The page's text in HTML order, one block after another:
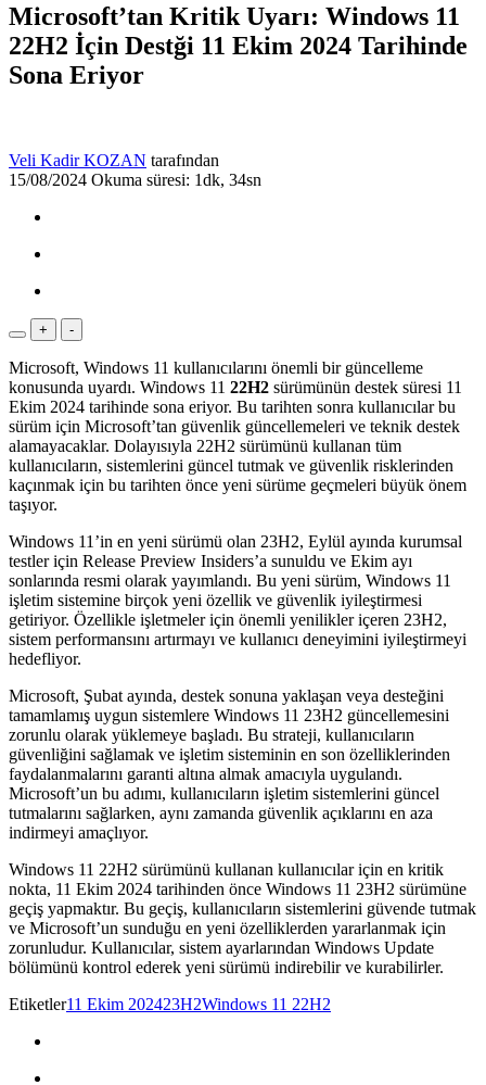
Microsoft’tan Kritik Uyarı: Windows 11
22H2 İçin Destği 11 Ekim 2024 Tarihinde
Sona Eriyor
Veli Kadir KOZAN tarafından
15/08/2024 Okuma süresi: 1dk, 34sn
+ -
Microsoft, Windows 11 kullanıcılarını önemli bir güncelleme
konusunda uyardı. Windows 11 22H2 sürümünün destek süresi 11
Ekim 2024 tarihinde sona eriyor. Bu tarihten sonra kullanıcılar bu
sürüm için Microsoft’tan güvenlik güncellemeleri ve teknik destek
alamayacaklar. Dolayısıyla 22H2 sürümünü kullanan tüm
kullanıcıların, sistemlerini güncel tutmak ve güvenlik risklerinden
kaçınmak için bu tarihten önce yeni sürüme geçmeleri büyük önem
taşıyor.
Windows 11’in en yeni sürümü olan 23H2, Eylül ayında kurumsal
testler için Release Preview Insiders’a sunuldu ve Ekim ayı
sonlarında resmi olarak yayımlandı. Bu yeni sürüm, Windows 11
işletim sistemine birçok yeni özellik ve güvenlik iyileştirmesi
getiriyor. Özellikle işletmeler için önemli yenilikler içeren 23H2,
sistem performansını artırmayı ve kullanıcı deneyimini iyileştirmeyi
hedefliyor.
Microsoft, Şubat ayında, destek sonuna yaklaşan veya desteğini
tamamlamış uygun sistemlere Windows 11 23H2 güncellemesini
zorunlu olarak yüklemeye başladı. Bu strateji, kullanıcıların
güvenliğini sağlamak ve işletim sisteminin en son özelliklerinden
faydalanmalarını garanti altına almak amacıyla uygulandı.
Microsoft’un bu adımı, kullanıcıların işletim sistemlerini güncel
tutmalarını sağlarken, aynı zamanda güvenlik açıklarını en aza
indirmeyi amaçlıyor.
Windows 11 22H2 sürümünü kullanan kullanıcılar için en kritik
nokta, 11 Ekim 2024 tarihinden önce Windows 11 23H2 sürümüne
geçiş yapmaktır. Bu geçiş, kullanıcıların sistemlerini güvende tutmak
ve Microsoft’un sunduğu en yeni özelliklerden yararlanmak için
zorunludur. Kullanıcılar, sistem ayarlarından Windows Update
bölümünü kontrol ederek yeni sürümü indirebilir ve kurabilirler.
Etiketler11 Ekim 202423H2Windows 11 22H2